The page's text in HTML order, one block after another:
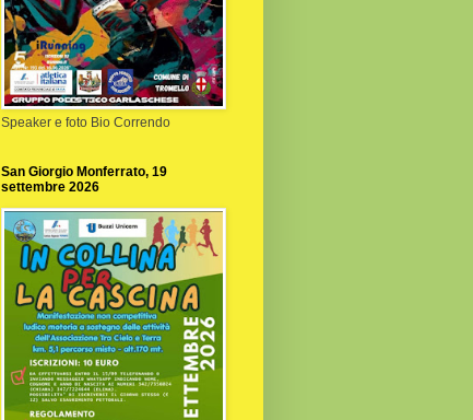
Speaker e foto Bio Correndo
San Giorgio Monferrato, 19
settembre 2026